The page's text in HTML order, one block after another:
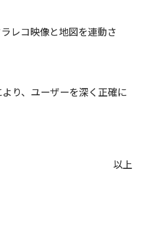
レコ映像と地図を連動さ
り、ユーザーを深く正確に
以上